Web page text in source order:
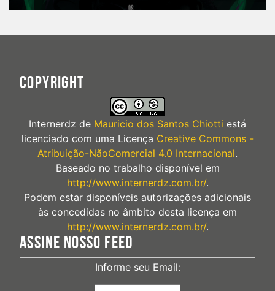
COPYRIGHT
Internerdz de Mauricio dos Santos Chiotti está
licenciado com uma Licença Creative Commons -
Atribuição-NãoComercial 4.0 Internacional.
Baseado no trabalho disponível em
http://www.internerdz.com.br/.
Podem estar disponíveis autorizações adicionais
às concedidas no âmbito desta licença em
http://www.internerdz.com.br/.
ASSINE NOSSO FEED
Informe seu Email: